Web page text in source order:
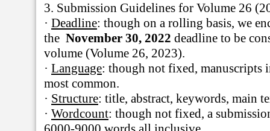
3. Submission Guidelines for Volume 26
· Deadline: though on a rolling basis, we
the November 30, 2022 deadline to be
volume (Volume 26, 2023).
· Language: though not fixed, manuscripts
most common.
· Structure: title, abstract, keywords, main
· Wordcount: though not fixed, a